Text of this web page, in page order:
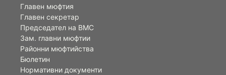
Главен мюфтия
Главен секретар
Председател на ВМС
Зам. главни мюфтии
Районни мюфтийства
Бюлетин
Нормативни документи